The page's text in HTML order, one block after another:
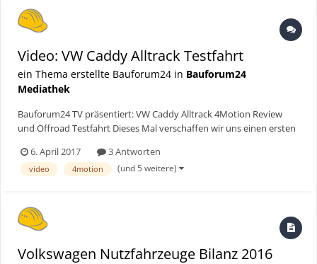
Video: VW Caddy Alltrack Testfahrt
ein Thema erstellte Bauforum24 in Bauforum24
Mediathek
Bauforum24 TV präsentiert: VW Caddy Alltrack 4Motion Review
und Offroad Testfahrt Dieses Mal verschaffen wir uns einen ersten
schlägt sich der kleine Transporter von Volkswagen im Gelände?
Bauforum24 TV Youtube Kanal...
6. April 2017 3 Antworten
video 4motion (und 5 weitere)
Volkswagen Nutzfahrzeuge Bilanz 2016